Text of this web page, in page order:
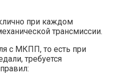
при каждом
трансмиссии.
с МКПП, то есть при
требуется